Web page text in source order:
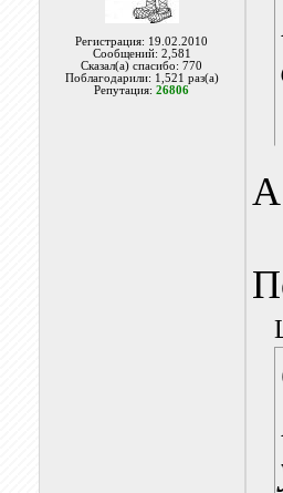
Регистрация: 19.02.2010
Сообщений: 2,581
Сказал(а) спасибо: 770
Поблагодарили: 1,521 раз(а)
Репутация:26806
А